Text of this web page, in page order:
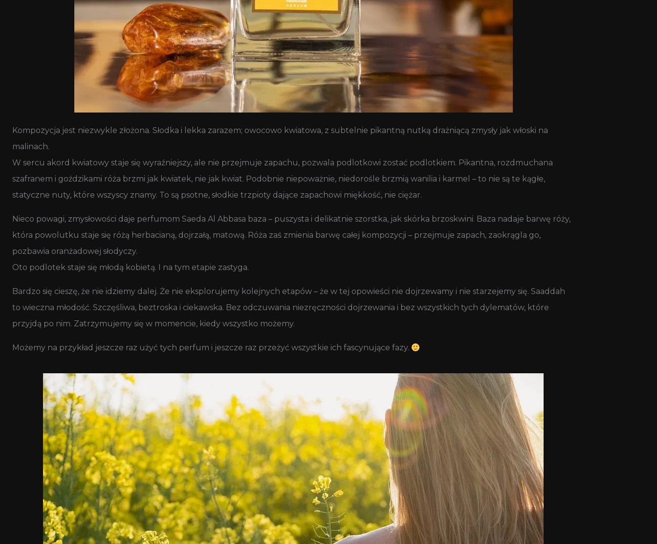
Kompozycja jest niezwykle złożona. Słodka i lekka zarazem; owocowo kwiatowa, z subtelnie pikantną nutką drażniącą zmysły jak włoski na
malinach.
W sercu akord kwiatowy staje się wyraźniejszy, ale nie przejmuje zapachu, pozwala podlotkowi zostać podlotkiem. Pikantna, rozdmuchana
szafranem i goździkami róża brzmi jak kwiatek, nie jak kwiat. Podobnie niepoważnie, niedorośle brzmią wanilia i karmel – to nie są te kągłe,
statyczne nuty, które wszyscy znamy. To są psotne, słodkie trzpioty dające zapachowi miękkość, nie ciężar.
Nieco powagi, zmysłowości daje perfumom Saeda Al Abbasa baza – puszysta i delikatnie szorstka, jak skórka brzoskwini. Baza nadaje barwę róży,
która powolutku staje się różą herbacianą, dojrzałą, matową. Róża zaś zmienia barwę całej kompozycji – przejmuje zapach, zaokrągla go,
pozbawia oranżadowej słodyczy.
Oto podlotek staje się młodą kobietą. I na tym etapie zastyga.
Bardzo się cieszę, że nie idziemy dalej. Że nie eksplorujemy kolejnych etapów – że w tej opowieści nie dojrzewamy i nie starzejemy się. Saaddah
to wieczna młodość. Szczęśliwa, beztroska i ciekawska. Bez odczuwania niezręczności dojrzewania i bez wszystkich tych dylematów, które
przyjdą po nim. Zatrzymujemy się w momencie, kiedy wszystko możemy.
Możemy na przykład jeszcze raz użyć tych perfum i jeszcze raz przeżyć wszystkie ich fascynujące fazy.